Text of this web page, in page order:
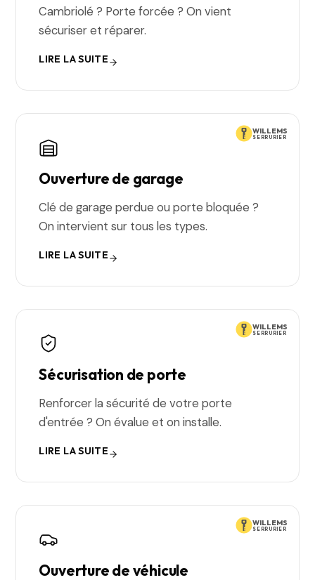
Cambriolé ? Porte forcée ? On vient
sécuriser et réparer.
LIRE LA SUITE
WILLEMS
SERRURIER
Ouverture de garage
Clé de garage perdue ou porte bloquée ?
On intervient sur tous les types.
LIRE LA SUITE
WILLEMS
SERRURIER
Sécurisation de porte
Renforcer la sécurité de votre porte
d'entrée ? On évalue et on installe.
LIRE LA SUITE
WILLEMS
SERRURIER
Ouverture de véhicule